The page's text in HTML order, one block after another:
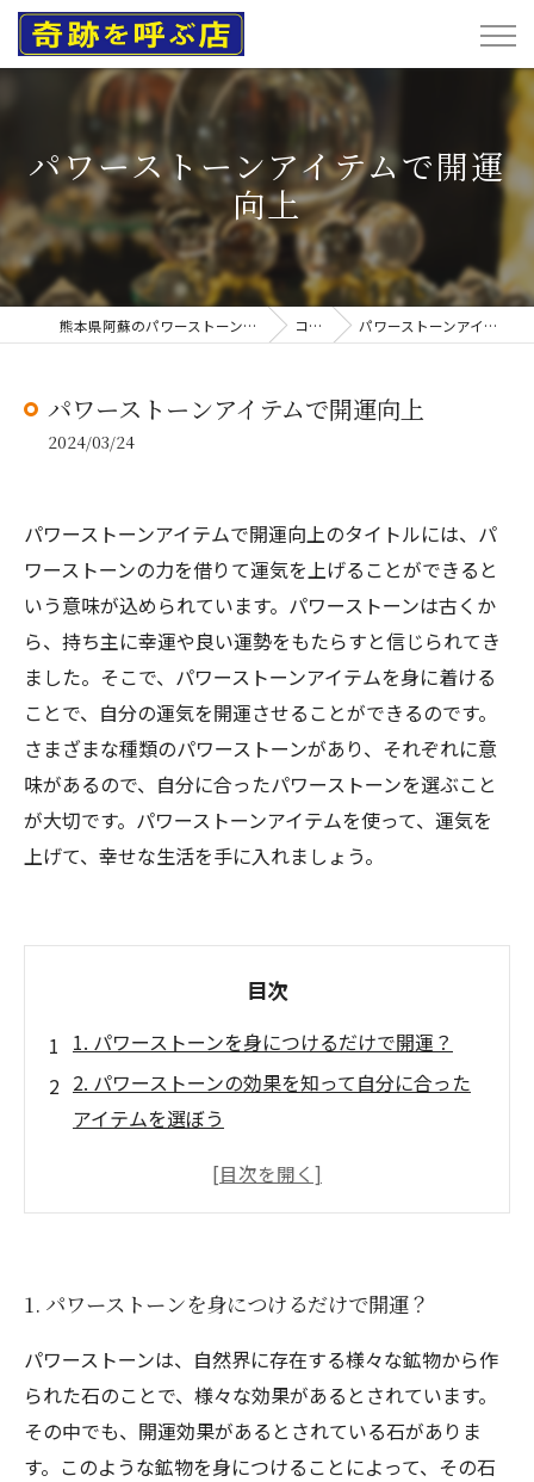
パワーストーンアイテムで開運
向上
熊本県阿蘇のパワーストーンなら奇跡を呼ぶ店 コラム パワーストーンアイテムで開運向上
パワーストーンアイテムで開運向上
2024/03/24
パワーストーンアイテムで開運向上のタイトルには、パ
ワーストーンの力を借りて運気を上げることができると
いう意味が込められています。パワーストーンは古くか
ら、持ち主に幸運や良い運勢をもたらすと信じられてき
ました。そこで、パワーストーンアイテムを身に着ける
ことで、自分の運気を開運させることができるのです。
さまざまな種類のパワーストーンがあり、それぞれに意
味があるので、自分に合ったパワーストーンを選ぶこと
が大切です。パワーストーンアイテムを使って、運気を
上げて、幸せな生活を手に入れましょう。
目次
1. パワーストーンを身につけるだけで開運？
2. パワーストーンの効果を知って自分に合った
アイテムを選ぼう
3. 仕事運、恋愛運、健康運…どんな運気もアッ
5. パワーストーンの正しい使い方とお手入れ方
法を徹底解説
1. パワーストーンを身につけるだけで開運？
パワーストーンは、自然界に存在する様々な鉱物から作
られた石のことで、様々な効果があるとされています。
その中でも、開運効果があるとされている石がありま
す。このような鉱物を身につけることによって、その石